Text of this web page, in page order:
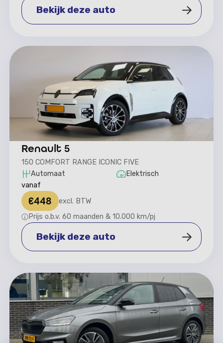
Bekijk deze auto
Renault 5
150 COMFORT RANGE ICONIC FIVE
Automaat
Elektrisch
vanaf
€448
excl. BTW
Prijs o.b.v. 60 maanden & 10.000 km/pj
Bekijk deze auto